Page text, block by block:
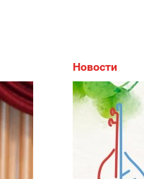
Новости